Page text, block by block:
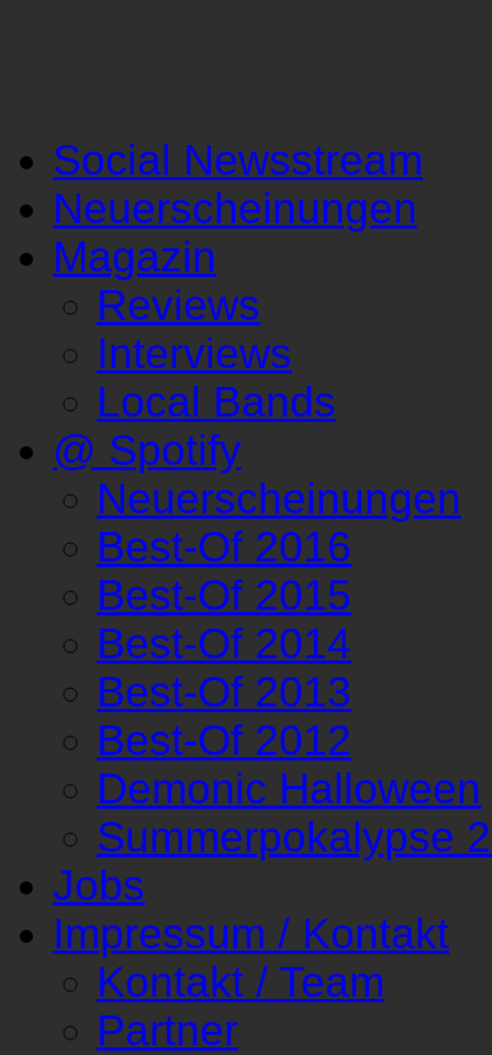
Social Newsstream
Neuerscheinungen
Magazin
Reviews
Interviews
Local Bands
@ Spotify
Neuerscheinungen
Best-Of 2016
Best-Of 2015
Best-Of 2014
Best-Of 2013
Best-Of 2012
Demonic Halloween
Summerpokalypse
Jobs
Impressum / Kontakt
Kontakt / Team
Partner